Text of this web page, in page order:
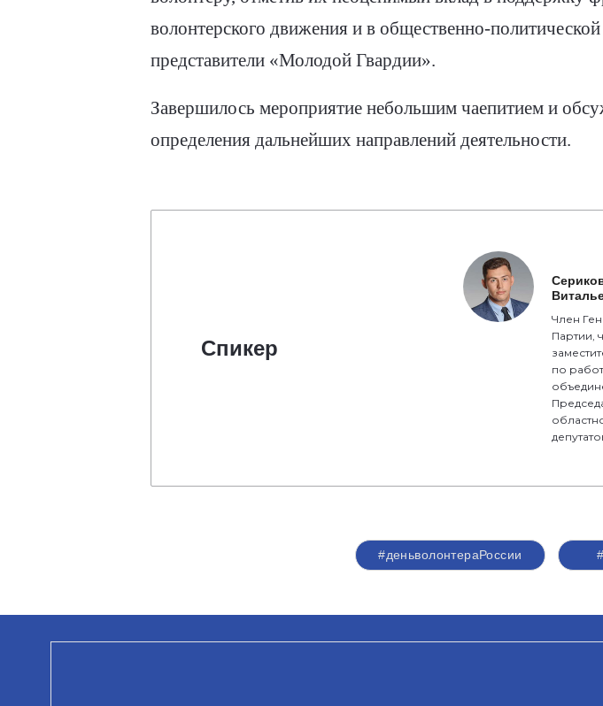
волонтерского движения и в общественно-
представители «Молодой Гвардии».
Завершилось мероприятие небольшим чаепитием и
определения дальнейших направлений деятельности.
Спикер
Член
Партии,
по
#деньволонтераРоссии